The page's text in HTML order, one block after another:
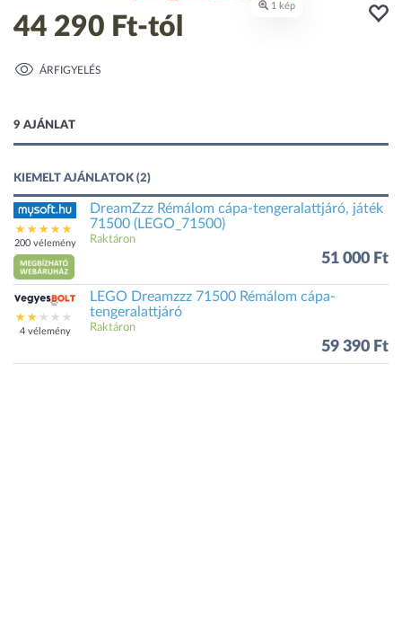
44 290 Ft-tól
ÁRFIGYELÉS
9 AJÁNLAT
KIEMELT AJÁNLATOK (2)
200 vélemény
DreamZzz Rémálom cápa-tengeralattjáró, játék
71500 (LEGO_71500)
Raktáron
51 000 Ft
4 vélemény
LEGO Dreamzzz 71500 Rémálom cápa-
tengeralattjáró
Raktáron
59 390 Ft